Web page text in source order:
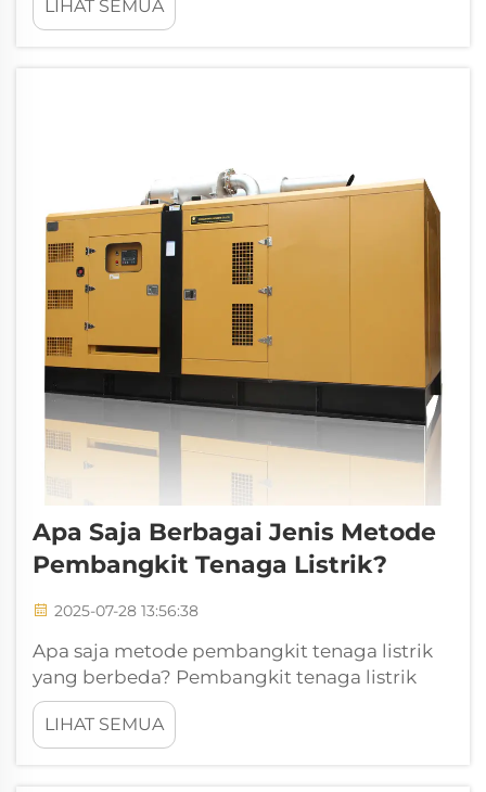
modern, tetapi di banyak bagian dunia,
konektivitas jaringan tetap tidak dapat
LIHAT SEMUA
Apa Saja Berbagai Jenis Metode
Pembangkit Tenaga Listrik?
2025-07-28 13:56:38
Apa saja metode pembangkit tenaga listrik
yang berbeda?​ Pembangkit tenaga listrik
adalah proses mengubah sumber energi
primer menjadi listrik, yang menjadi fondasi
masyarakat modern. Dari bahan bakar fosil
LIHAT SEMUA